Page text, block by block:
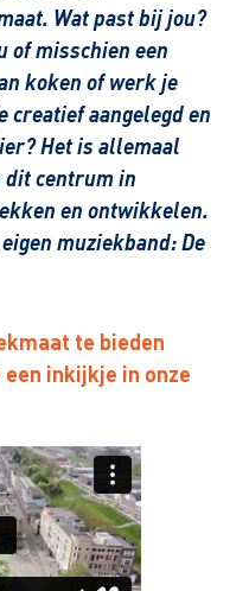
Wat past bij jou?
of misschien een
koken of werk je
creatief aangelegd en
Het is allemaal
dit centrum in
en ontwikkelen.
muziekband: De
te bieden
inkijkje in onze